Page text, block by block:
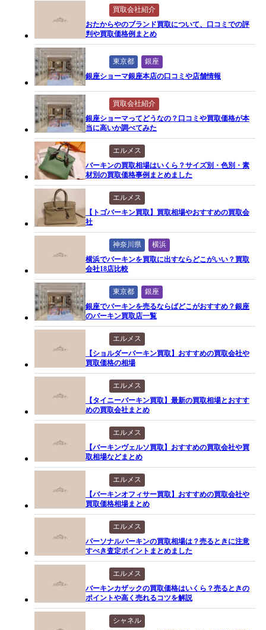
買取会社紹介
おたからやのブランド買取について、口コミでの評
判や買取価格例まとめ
東京都
銀座
銀座ショーマ銀座本店の口コミや店舗情報
買取会社紹介
銀座ショーマってどうなの？口コミや買取価格が本
当に高いか調べてみた
エルメス
バーキンの買取相場はいくら？サイズ別・色別・素
材別の買取価格事例まとめました
エルメス
【トゴバーキン買取】買取相場やおすすめの買取会
社
神奈川県
横浜
横浜でバーキンを買取に出すならどこがいい？買取
会社18店比較
東京都
銀座
銀座でバーキンを売るならばどこがおすすめ？銀座
のバーキン買取店一覧
エルメス
【ショルダーバーキン買取】おすすめの買取会社や
買取価格の相場
エルメス
【タイニーバーキン買取】最新の買取相場とおすす
めの買取会社まとめ
エルメス
【バーキンヴェルソ買取】おすすめの買取会社や買
取相場などまとめ
エルメス
【バーキンオフィサー買取】おすすめの買取会社や
買取価格相場まとめ
エルメス
パーソナルバーキンの買取相場は？売るときに注意
すべき査定ポイントまとめました
エルメス
バーキンカザックの買取価格はいくら？売るときの
ポイントや高く売れるコツを解説
シャネル